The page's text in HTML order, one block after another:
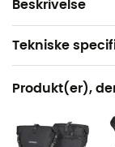
Beskrivelse
Tekniske
Anbefales til
Cykel /
Køn
Produkt(er),